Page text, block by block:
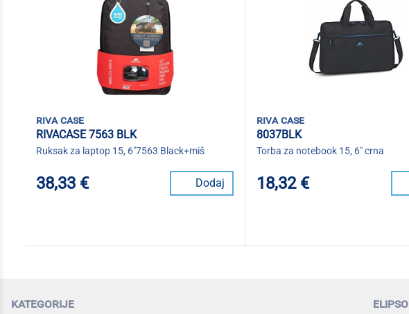
riva case
RIVACASE 7563 BLK
Ruksak za laptop 15, 6"7563 Black+miš
38,33 € Dodaj
riva case
8037BLK
Torba za notebook 15, 6" crna
18,32 €
kategorije elipso